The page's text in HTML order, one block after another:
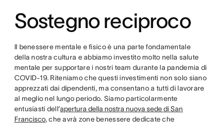
Sostegno reciproco
Il benessere mentale e fisico è una parte fondamentale
della nostra cultura e abbiamo investito molto nella salute
mentale per supportare i nostri team durante la pandemia di
COVID-19. Riteniamo che questi investimenti non solo siano
apprezzati dai dipendenti, ma consentano a tutti di lavorare
al meglio nel lungo periodo. Siamo particolarmente
entusiasti dell’apertura della nostra nuova sede di San
Francisco, che avrà zone benessere dedicate che